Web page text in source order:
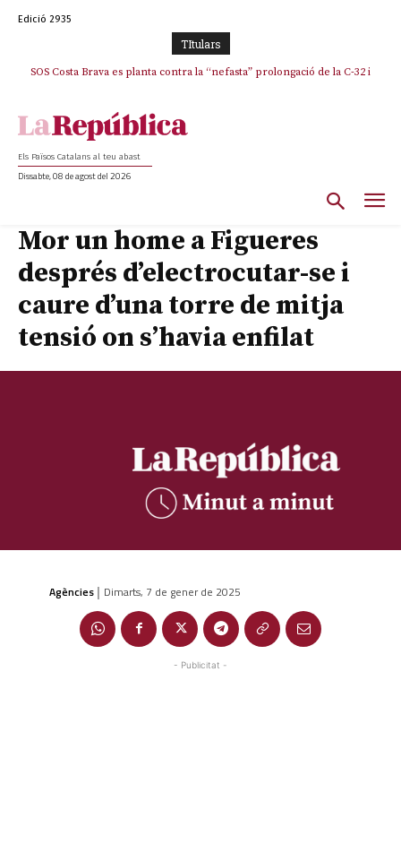
Edició 2935
TItulars
SOS Costa Brava es planta contra la “nefasta” prolongació de la C-32 i
Els Països Catalans al teu abast
Dissabte, 08 de agost del 2026
Mor un home a Figueres
després d’electrocutar-se i
caure d’una torre de mitja
tensió on s’havia enfilat
Agències | Dimarts, 7 de gener de 2025
- Publicitat -